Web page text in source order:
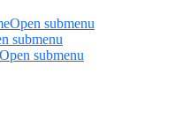
Open submenu
submenu
Open submenu